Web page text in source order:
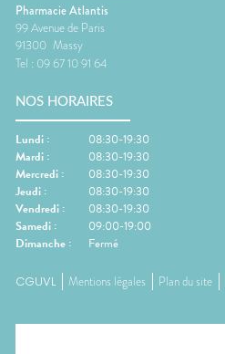
Pharmacie Atlantis
99 Avenue de Paris
91300 Massy
Tel : 09 67 10 91 64
NOS HORAIRES
Lundi :
08:30-19:30
Mardi :
08:30-19:30
Mercredi :
08:30-19:30
Jeudi :
08:30-19:30
Vendredi :
08:30-19:30
Samedi :
09:00-19:00
Dimanche : Fermé
CGUVL Mentions légales Plan du site